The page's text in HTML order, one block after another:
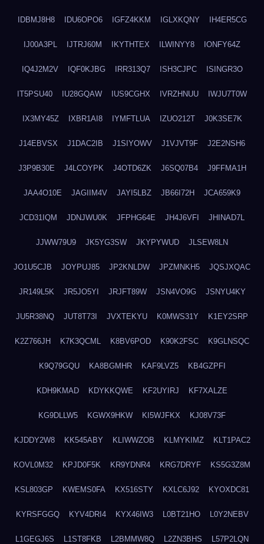
IDBMJ8H8 IDU6OPO6 IGFZ4KKM IGLXKQNY IH4ER5CG
IJ00A3PL IJTRJ60M IKYTHTEX ILWINYY8 IONFY64Z
IQ4J2M2V IQF0KJBG IRR313Q7 ISH3CJPC ISINGR3O
IT5PSU40 IU28GQAW IUS9CGHX IVRZHNUU IWJU7T0W
IX3MY45Z IXBR1AI8 IYMFTLUA IZUO212T J0K3SE7K
J14EBVSX J1DAC2IB J1SIYOWV J1VJVT9F J2E2NSH6
J3P9B30E J4LCOYPK J4OTD6ZK J6SQ07B4 J9FFMA1H
JAA4O10E JAGIIM4V JAYI5LBZ JB66I72H JCA659K9
JCD31IQM JDNJWU0K JFPHG64E JH4J6VFI JHINAD7L
JJWW79U9 JK5YG3SW JKYPYWUD JLSEW8LN
JO1U5CJB JOYPUJ85 JP2KNLDW JPZMNKH5 JQSJXQAC
JR149L5K JR5JO5YI JRJFT89W JSN4VO9G JSNYU4KY
JU5R38NQ JUT8T73I JVXTEKYU K0MWS31Y K1EY2SRP
K2Z766JH K7K3QCML K8BV6POD K90K2FSC K9GLNSQC
K9Q79GQU KA8BGMHR KAF9LVZ5 KB4GZPFI
KDH9KMAD KDYKKQWE KF2UYIRJ KF7XALZE
KG9DLLW5 KGWX9HKW KI5WJFKX KJ08V73F
KJDDY2W8 KK545ABY KLIWWZOB KLMYKIMZ KLT1PAC2
KOVL0M32 KPJD0F5K KR9YDNR4 KRG7DRYF KS5G3Z8M
KSL803GP KWEMS0FA KX516STY KXLC6J92 KYOXDC81
KYRSFGGQ KYV4DRI4 KYX46IW3 L0BT21HO L0Y2NEBV
L1GEGJ6S L1ST8FKB L2BMMW8Q L2ZN3BHS L57P2LQN